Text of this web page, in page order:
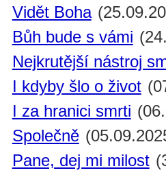
Vidět Boha
Bůh bude s vámi
Nejkrutější nástroj
I kdyby šlo o život
I za hranici smrti
Společně
Pane, dej mi milost